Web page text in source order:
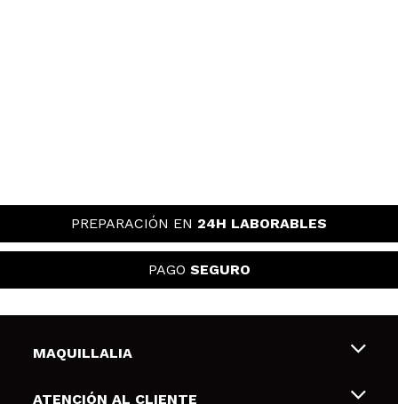
PREPARACIÓN EN 24H LABORABLES
PAGO SEGURO
MAQUILLALIA
Sobre nosotros
ATENCIÓN AL CLIENTE